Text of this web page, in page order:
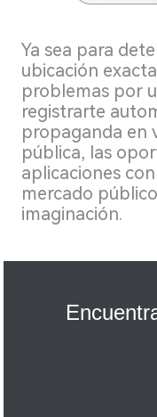
Ya sea para
ubicación
problemas por
registrarte
propaganda en
pública, las
aplicaciones
mercado
imaginación.